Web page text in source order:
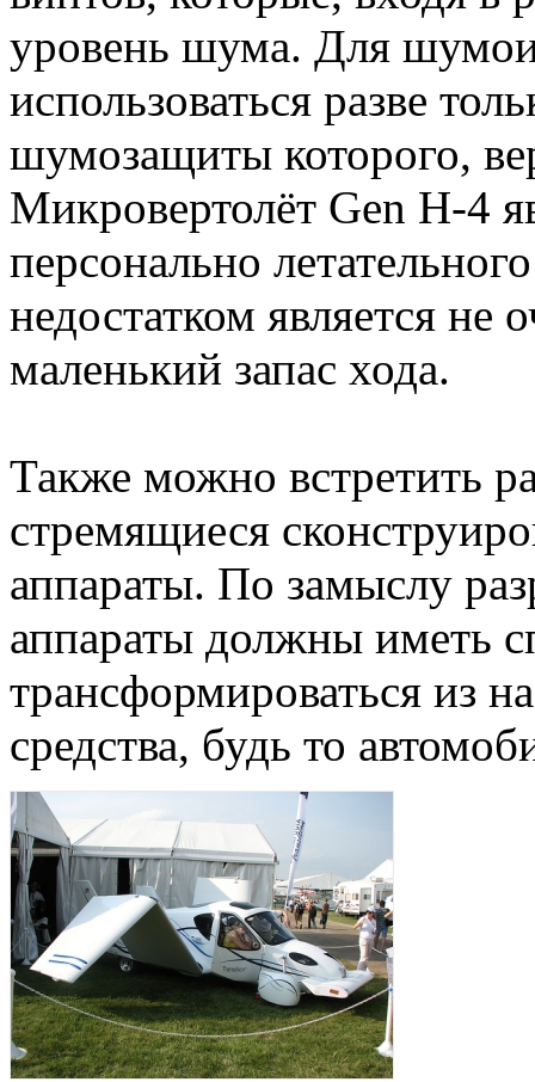
уровень шума. Для
использоваться разве
шумозащиты которого,
Микровертолёт Gen H-4
персонально
недостатком является не
маленький запас хода.
Также можно встретить
стремящиеся
аппараты. По замыслу
аппараты должны иметь
трансформироваться из
средства, будь то